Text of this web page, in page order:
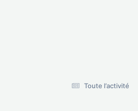
Toute l’activité